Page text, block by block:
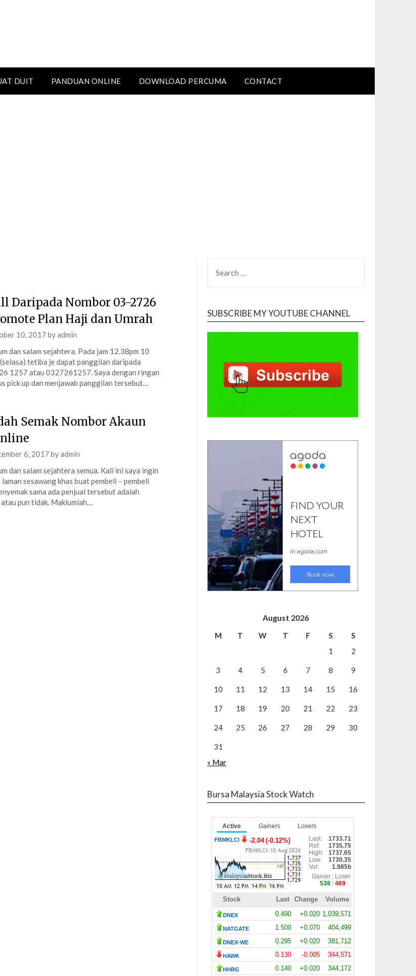
DUIT PANDUAN ONLINE DOWNLOAD PERCUMA CONTACT
Daripada Nombor 03-2726
Plan Haji dan Umrah
10, 2017 byadmin
dan salam sejahtera. Pada jam 12.38pm 10
tetiba je dapat panggilan daripada
1257 atau 0327261257. Saya dengan ringan
pick up dan menjawab panggilan tersebut…
Semak Nombor Akaun
6, 2017 byadmin
dan salam sejahtera semua. Kali ini saya ingin
sesawang khas buat pembeli – pembeli
sama ada penjual tersebut adalah
pun tidak. Maklumlah…
FOR:
SUBSCRIBE MY YOUTUBE CHANNEL
August 2026
M T W T F S
S
1
2
3 4 5 6 7 8 9
10 11 12 13 14 15 16
17 18 19 20 21 22 23
24 25 26 27 28 29 30
31
« Mar
Bursa Malaysia Stock Watch